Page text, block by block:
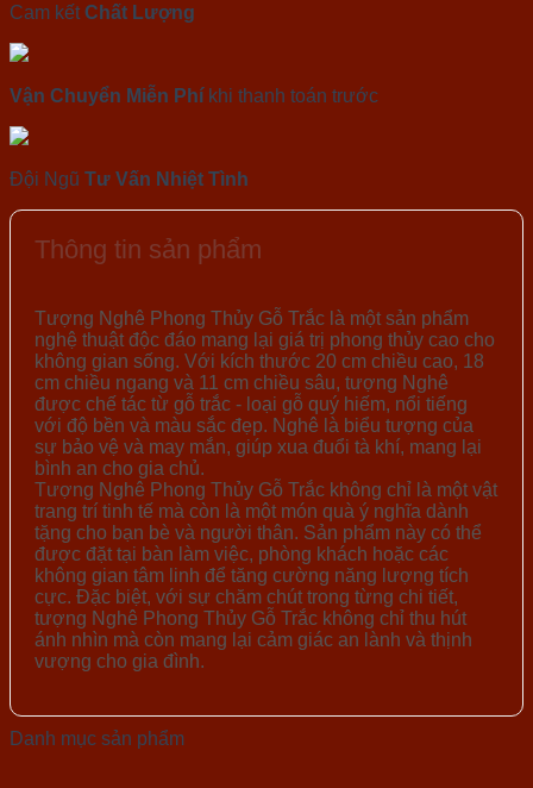
Cam kết Chất Lượng
Vận Chuyển Miễn Phí khi thanh toán trước
Đội Ngũ Tư Vấn Nhiệt Tình
Thông tin sản phẩm
Tượng Nghê Phong Thủy Gỗ Trắc là một sản phẩm
nghệ thuật độc đáo mang lại giá trị phong thủy cao cho
không gian sống. Với kích thước 20 cm chiều cao, 18
cm chiều ngang và 11 cm chiều sâu, tượng Nghê
được chế tác từ gỗ trắc - loại gỗ quý hiếm, nổi tiếng
với độ bền và màu sắc đẹp. Nghê là biểu tượng của
sự bảo vệ và may mắn, giúp xua đuổi tà khí, mang lại
bình an cho gia chủ.
Tượng Nghê Phong Thủy Gỗ Trắc không chỉ là một vật
trang trí tinh tế mà còn là một món quà ý nghĩa dành
tặng cho bạn bè và người thân. Sản phẩm này có thể
được đặt tại bàn làm việc, phòng khách hoặc các
không gian tâm linh để tăng cường năng lượng tích
cực. Đặc biệt, với sự chăm chút trong từng chi tiết,
tượng Nghê Phong Thủy Gỗ Trắc không chỉ thu hút
ánh nhìn mà còn mang lại cảm giác an lành và thịnh
vượng cho gia đình.
Danh mục sản phẩm